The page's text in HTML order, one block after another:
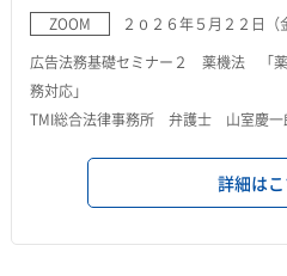
ZOOM
２０２６年５月２２日（
広告法務基礎セミナー２ 薬機法 「
務対応」
TMI総合法律事務所 弁護士 山室慶一
詳細は